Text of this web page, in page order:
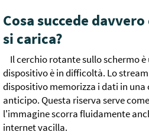
Cosa succede
si carica?
Il cerchio rotante sullo schermo è
dispositivo è in difficoltà. Lo
dispositivo memorizza i dati in una
anticipo. Questa riserva serve
l'immagine scorra fluidamente
internet vacilla.